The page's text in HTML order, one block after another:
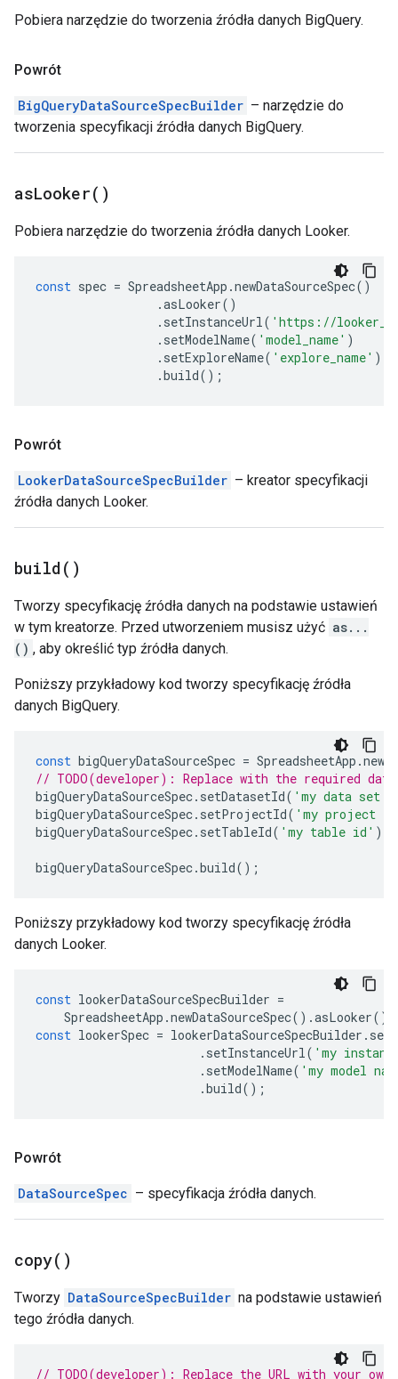
Pobiera narzędzie do tworzenia źródła danych BigQuery.
Powrót
BigQueryDataSourceSpecBuilder – narzędzie do
tworzenia specyfikacji źródła danych BigQuery.
asLooker( )
Pobiera narzędzie do tworzenia źródła danych Looker.
const spec = SpreadsheetApp .newDataSourceSpec()
.asLooker()
. setInstanceUrl( 'https://
. setModelName( 'model_name' )
. setExploreName( 'explore_name' )
.build();
Powrót
LookerDataSourceSpecBuilder – kreator specyfikacji
źródła danych Looker.
build( )
Tworzy specyfikację źródła danych na podstawie ustawień
w tym kreatorze. Przed utworzeniem musisz użyć as...
() , aby określić typ źródła danych.
Poniższy przykładowy kod tworzy specyfikację źródła
danych BigQuery.
const bigQueryDataSourceSpec = SpreadsheetApp .
// TODO(developer): Replace with the required
bigQueryDataSourceSpec. setDatasetId( 'my data set
bigQueryDataSourceSpec. setProjectId( 'my project
bigQueryDataSourceSpec. setTableId( 'my table id' );
bigQueryDataSourceSpec.build();
Poniższy przykładowy kod tworzy specyfikację źródła
danych Looker.
const lookerDataSourceSpecBuilder =
SpreadsheetApp .newDataSourceSpec().asLooker();
const lookerSpec = lookerDataSourceSpecBuilder .
. setInstanceUrl( 'my
. setModelName( 'my model
.build();
Powrót
DataSourceSpec – specyfikacja źródła danych.
copy( )
Tworzy DataSourceSpecBuilder na podstawie ustawień
tego źródła danych.
// TODO(developer): Replace the URL with your own.